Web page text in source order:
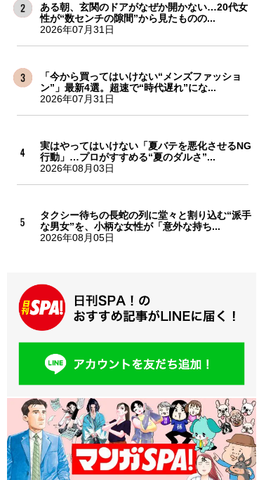
ある朝、玄関のドアがなぜか開かない…20代女
性が“数センチの隙間”から見たものの...
2026年07月31日
「今から買ってはいけない“メンズファッショ
ン”」最新4選。超速で“時代遅れ”にな...
2026年07月31日
実はやってはいけない「夏バテを悪化させるNG
行動」…プロがすすめる“夏のダルさ”...
2026年08月03日
タクシー待ちの長蛇の列に堂々と割り込む“派手
な男女”を、小柄な女性が「意外な持ち...
2026年08月05日